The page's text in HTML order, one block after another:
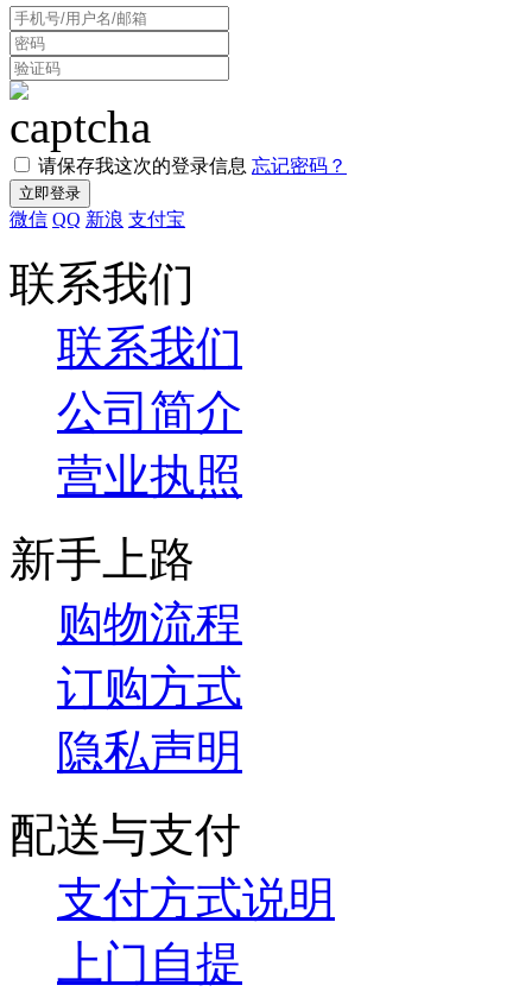
请保存我这次的登录信息 忘记密码？
微信 QQ 新浪 支付宝
联系我们
联系我们
公司简介
营业执照
新手上路
购物流程
订购方式
隐私声明
配送与支付
支付方式说明
上门自提